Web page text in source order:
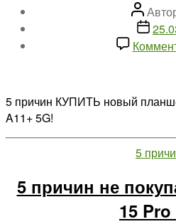
Автор
записи
Дата
записи
5 причин КУПИТЬ новый
A11+ 5G!
5
5 причин не
15 Pro